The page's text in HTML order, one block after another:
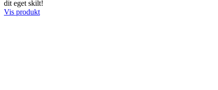
dit eget skilt!
Vis produkt